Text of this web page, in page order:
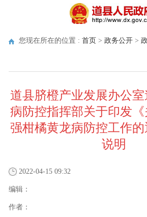
您现在所在的位置 : 首页 > 政务公开 >
道县脐橙产业发展办公
病防控指挥部关于印发
强柑橘黄龙病防控工作
说明
2022-04-15 09:32
编辑：
作者：